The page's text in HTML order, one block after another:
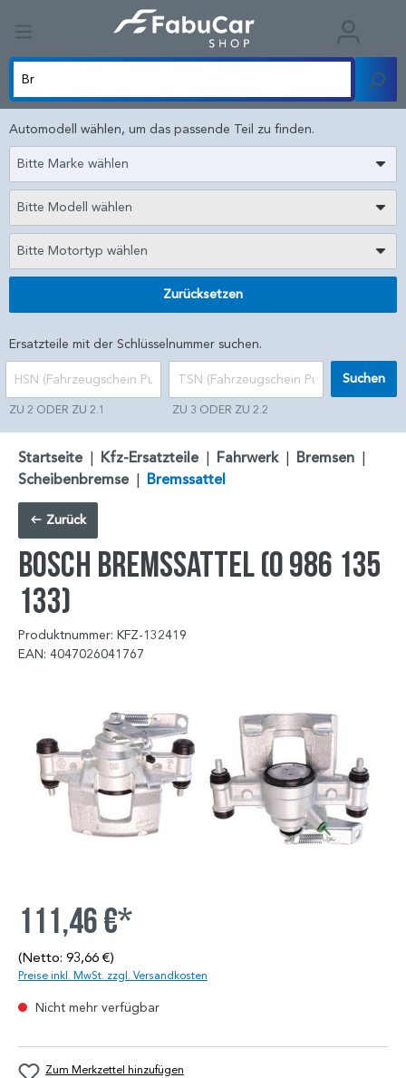
Automodell wählen, um das passende Teil zu finden.
Bitte Marke wählen
Bitte Modell wählen
Bitte Motortyp wählen
Zurücksetzen
Ersatzteile mit der Schlüsselnummer suchen.
ZU 2 ODER ZU 2.1 ZU 3 ODER ZU 2.2
Suchen
Startseite | Kfz-Ersatzteile | Fahrwerk | Bremsen |
Scheibenbremse | Bremssattel
Zurück
BOSCH Bremssattel (0 986 135
133)
Produktnummer: KFZ-132419
EAN: 4047026041767
111,46 €*
(Netto: 93,66 €)
Preise inkl. MwSt. zzgl. Versandkosten
Nicht mehr verfügbar
Zum Merkzettel hinzufügen